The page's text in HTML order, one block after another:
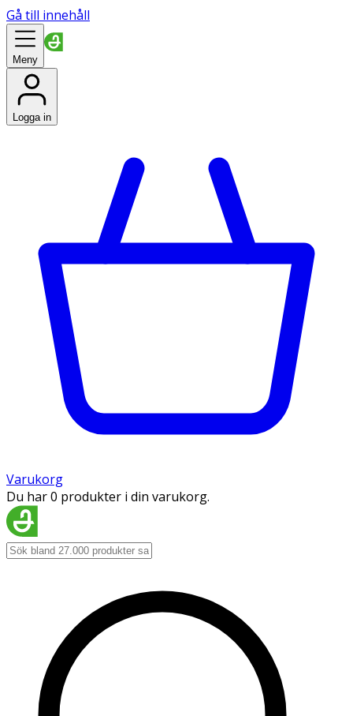
Gå till innehåll
Meny
Logga in
Varukorg
Du har 0 produkter i din varukorg.